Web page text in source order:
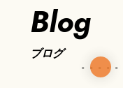
Blog
ブログ